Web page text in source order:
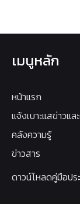
เมนูหลัก
หน้าแรก
แจ้งเบาะแสข่าวแ
คลังความรู้
ข่าวสาร
ดาวน์โหลดคู่มือปร